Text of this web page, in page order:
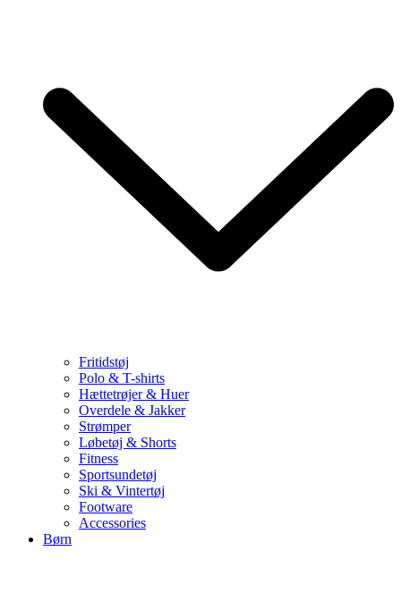
Fritidstøj
Polo & T-shirts
Hættetrøjer & Huer
Overdele & Jakker
Strømper
Løbetøj & Shorts
Fitness
Sportsundetøj
Ski & Vintertøj
Footware
Accessories
Børn